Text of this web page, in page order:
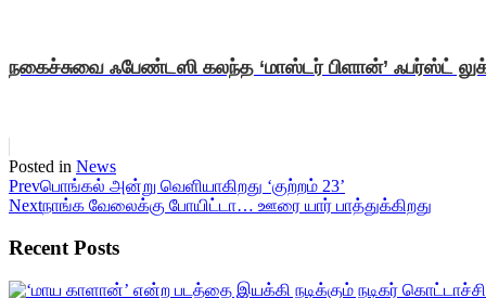
நகைச்சுவை ஃபேண்டஸி கலந்த ‘மாஸ்டர் பிளான்’ ஃபர்ஸ்ட்
Posted in News
Prevபொங்கல் அன்று வெளியாகிறது ‘குற்றம் 23’
Nextநாங்க வேலைக்கு போயிட்டா… ஊரை யார் பாத்துக்கிறது
Recent Posts